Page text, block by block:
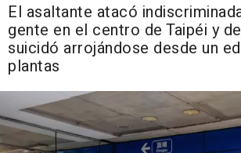
El asaltante atacó
gente en el centro de Taipéi y
suicidó arrojándose desde un
plantas